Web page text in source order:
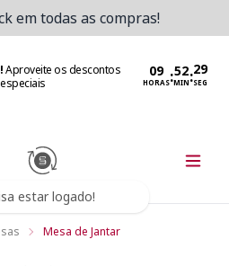
em todas as compras!
Aproveite os descontos
especiais
HORAS:MIN:SEG
estar logado!
Mesa de Jantar